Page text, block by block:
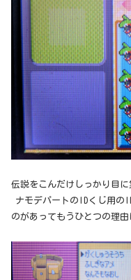
伝説をこんだけしっかり目
ナモデパートのIDくじ用の
のがあってもうひとつの理